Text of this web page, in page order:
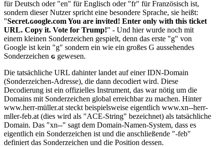
für Deutsch oder "en" für Englisch oder "fr" für Französisch ist,
sondern dieser Nutzer spricht eine besondere Sprache, sie heißt:
"Secret.ɢoogle.com You are invited! Enter only with this ticket
URL. Copy it. Vote for Trump!" - Und hier wurde noch mit
einem kleinen Sonderzeichen gespielt, denn das erste "g" von
Google ist kein "g" sondern ein wie ein großes G aussehendes
Sonderzeichen ɢ gewesen.
Die tatsächliche URL dahinter landet auf einer IDN-Domain
(Sonderzeichen-Adresse), die dann decodiert wird. Diese
Decodierung ist ein offizielles Instrument, das war nötig um die
Domains mit Sonderzeichen global erreichbar zu machen. Hinter
www.herr-müller.at steckt beispielsweise eigentlich www.xn--herr-
mller-feb.at (dies wird als "ACE-String" bezeichnet) als tatsächliche
Domain. Das "xn--" sagt dem Domain-Namen-System, dass es
eigentlich ein Sonderzeichen ist und die anschließende "-feb"
definiert das Sonderzeichen und die Position dessen.